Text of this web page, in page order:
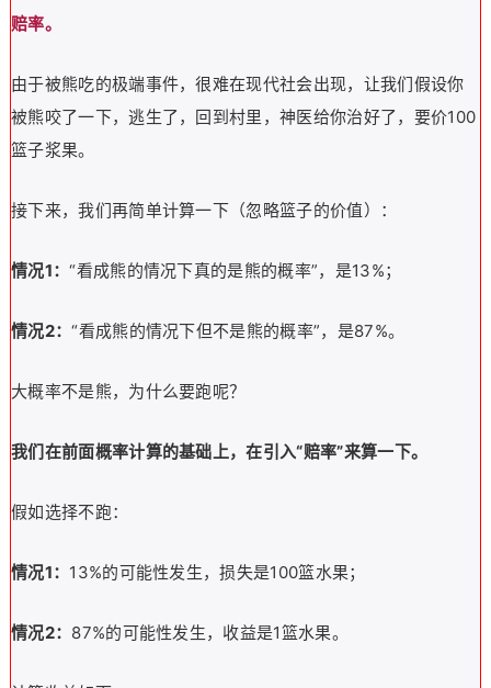
赔率。
由于被熊吃的极端事件，很难在现代社会出现，让我们假设你
被熊咬了一下，逃生了，回到村里，神医给你治好了，要价100
篮子浆果。
接下来，我们再简单计算一下（忽略篮子的价值）：
情况1：“看成熊的情况下真的是熊的概率”，是13%；
情况2：“看成熊的情况下但不是熊的概率”，是87%。
大概率不是熊，为什么要跑呢？
我们在前面概率计算的基础上，在引入“赔率”来算一下。
假如选择不跑：
情况1： 13%的可能性发生，损失是100篮水果；
情况2： 87%的可能性发生，收益是1篮水果。